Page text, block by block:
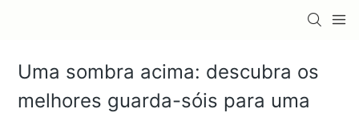
Uma sombra acima: descubra os
melhores guarda-sóis para uma